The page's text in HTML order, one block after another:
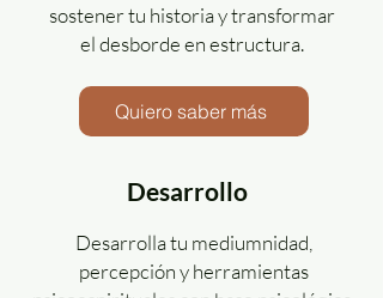
sostener tu historia y transformar
el desborde en estructura.
Quiero saber más
Desarrollo
Desarrolla tu mediumnidad,
percepción y herramientas